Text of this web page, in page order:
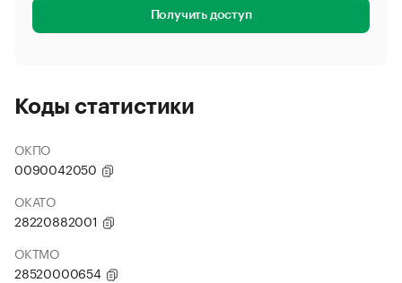
Получить доступ
Коды статистики
ОКПО
0090042050
ОКАТО
28220882001
ОКТМО
28520000654